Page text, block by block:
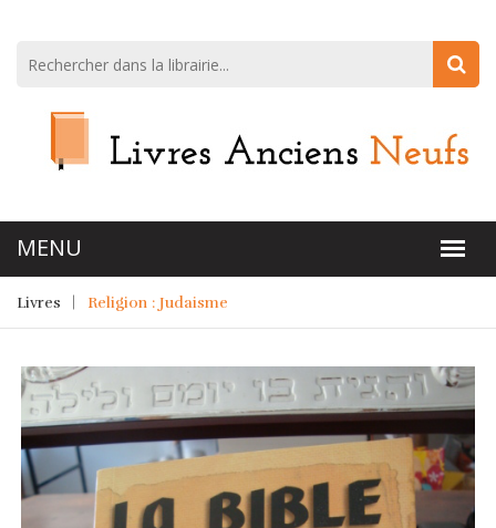
Livres Religion : Judaisme